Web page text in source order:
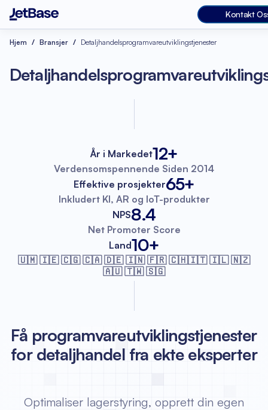
Kontakt
Hjem Bransjer Detaljhandelsprogramvareutviklingstjenester
År i Markedet12+
Verdensomspennende Siden 2014
Effektive prosjekter65+
Inkludert KI, AR og IoT-produkter
NPS8.4
Net Promoter Score
Land10+
🇺🇲 🇮🇪 🇨🇬 🇨🇦 🇩🇪 🇮🇳 🇫🇷🇨🇭🇮🇹 🇮🇱 🇳🇿
🇦🇺 🇹🇼 🇸🇬
Få programvareutviklingstjenester
for detaljhandel fra ekte eksperter
Optimaliser lagerstyring, opprett din egen